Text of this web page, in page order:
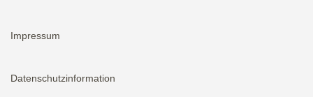
Impressum
Datenschutzinformation